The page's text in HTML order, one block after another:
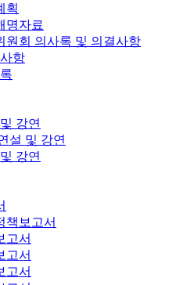
획
명자료
원회 의사록 및 의결사항
항
강연
설 및 강연
강연
책보고서
고서
고서
고서